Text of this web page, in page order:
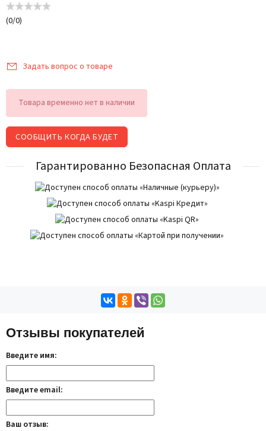
(0/0)
Задать вопрос о товаре
Товара временно нет в наличии
СООБЩИТЬ КОГДА БУДЕТ
Гарантированно Безопасная Оплата
Отзывы покупателей
Введите имя:
Введите email:
Ваш отзыв: